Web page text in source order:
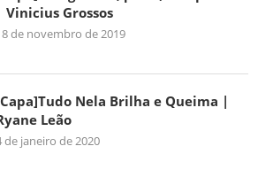
Vinicius Grossos
de novembro de 2019
Nela Brilha e Queima |
Leão
de janeiro de 2020